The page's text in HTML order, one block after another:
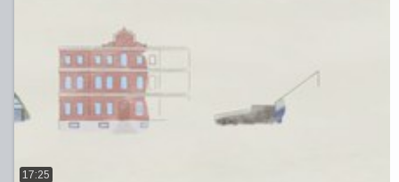
17:25